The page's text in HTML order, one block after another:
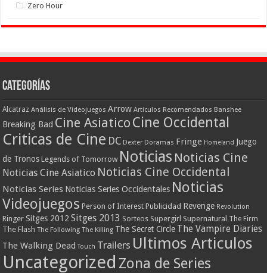
Zero Hour
Categorías
Alcatraz Análisis de Videojuegos Arrow Artículos Recomendados Banshee
Breaking Bad Cine AsiaticoCine Occidental
Criticas de Cine DC Dexter Doramas Fringe Homeland Juego
de Tronos Legends of Tomorrow Noticias Noticias Cine
Noticias Cine Asiatico Noticias Cine Occidental
Noticias Series Noticias Series Occidentales Noticias
Videojuegos Person of Interest Publicidad Revenge Revolution
Ringer Sitges 2012 Sitges 2013 Sorteos Supergirl Supernatural The Firm
The Flash The Following The Killing The Secret Circle The Vampire Diaries
The Walking Dead Touch Trailers Ultimos Articulos
Uncategorized Zona de Series